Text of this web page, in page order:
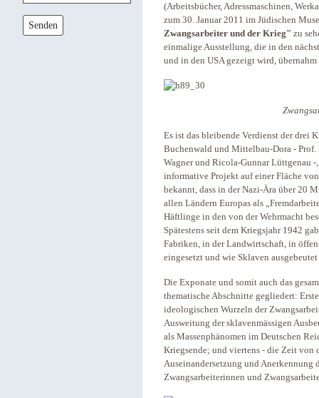
Senden
(Arbeitsbücher, Adressmaschinen,
zum 30. Januar 2011 im Jüdischen
Zwangsarbeiter und der Krieg" zu
einmalige Ausstellung, die in den
und in den USA gezeigt wird,
Es ist das bleibende Verdienst der drei
Buchenwald und Mittelbau-Dora - Prof.
Wagner und Ricola-Gunnar Lüttgenau -
informative Projekt auf einer Fläche
bekannt, dass in der Nazi-Ära über 20
allen Ländern Europas als
Häftlinge in den von der Wehrmacht
Spätestens seit dem Kriegsjahr 1942
Fabriken, in der Landwirtschaft, in
eingesetzt und wie Sklaven
Die Exponate und somit auch das
thematische Abschnitte gegliedert:
ideologischen Wurzeln der
Ausweitung der sklavenmässigen
als Massenphänomen im Deutschen
Kriegsende; und viertens - die Zeit von
Auseinandersetzung und Anerkennung
Zwangsarbeiterinnen und